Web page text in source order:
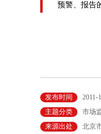
预警、报告
发布时间
2011-
主题分类
市场
来源出处
北京